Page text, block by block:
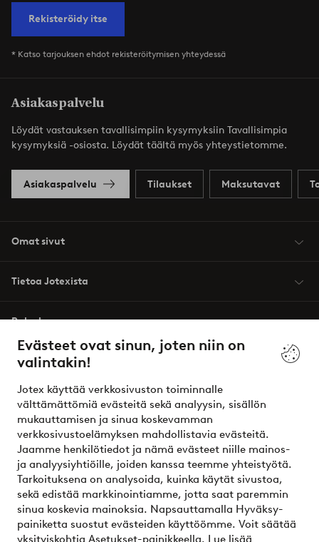
Evästeet ovat sinun, joten niin on
valintakin!
Jotex käyttää verkkosivuston toiminnalle
välttämättömiä evästeitä sekä analyysin, sisällön
mukauttamisen ja sinua koskevamman
verkkosivustoelämyksen mahdollistavia evästeitä.
Jaamme henkilötiedot ja nämä evästeet niille mainos-
ja analyysiyhtiöille, joiden kanssa teemme yhteistyötä.
Tarkoituksena on analysoida, kuinka käytät sivustoa,
sekä edistää markkinointiamme, jotta saat paremmin
sinua koskevia mainoksia. Napsauttamalla Hyväksy-
painiketta suostut evästeiden käyttöömme. Voit säätää
yksityiskohtia Asetukset-painikkeella. Lue lisää
Rekisteröidy itse
* Katso tarjouksen ehdot rekisteröitymisen yhteydessä
Asiakaspalvelu
Löydät vastauksen tavallisimpiin kysymyksiin Tavallisimpia
kysymyksiä -osiosta. Löydät täältä myös yhteystietomme.
Asiakaspalvelu Tilaukset Maksutavat
Omat sivut
Tietoa Jotexista
Palvelumme
Ehdot
Ystävät
Turvalliset maksut – maksa nyt tai erissä
Haluatko tietää lisää maksuvaihtoehdoistamme?
elpy